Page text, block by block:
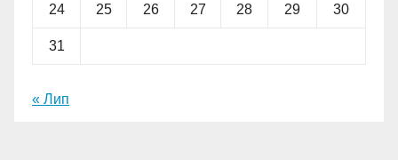
24 25 26 27 28 29 30
31
« Лип